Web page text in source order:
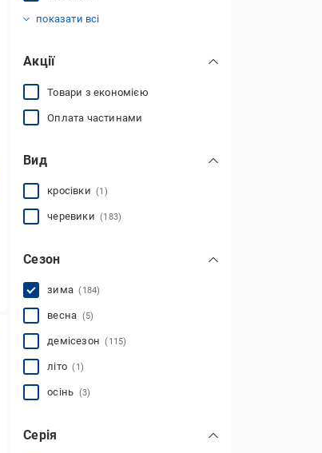
показати всі
Акції
Товари з економією
Оплата частинами
Вид
кросівки(1)
черевики(183)
Сезон
зима(184)
весна (5)
демісезон(115)
літо(1)
осінь (3)
Серія